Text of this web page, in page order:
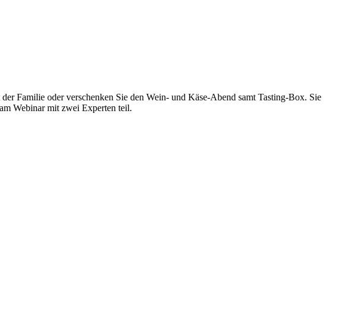
Familie oder verschenken Sie den Wein- und Käse-Abend samt Tasting-Box. Sie
Webinar mit zwei Experten teil.